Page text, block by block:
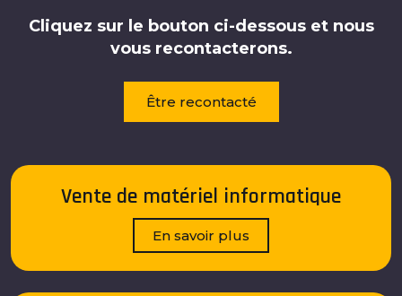
Cliquez sur le bouton ci-dessous et nous
vous recontacterons.
Être recontacté
Vente de matériel informatique
En savoir plus